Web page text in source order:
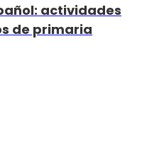
actividades
de primaria